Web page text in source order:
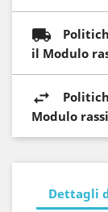
il Modulo
Modulo
Dettagli